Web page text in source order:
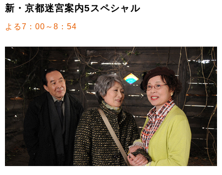
新・京都迷宮案内5スペシャル
よる7：00～8：54